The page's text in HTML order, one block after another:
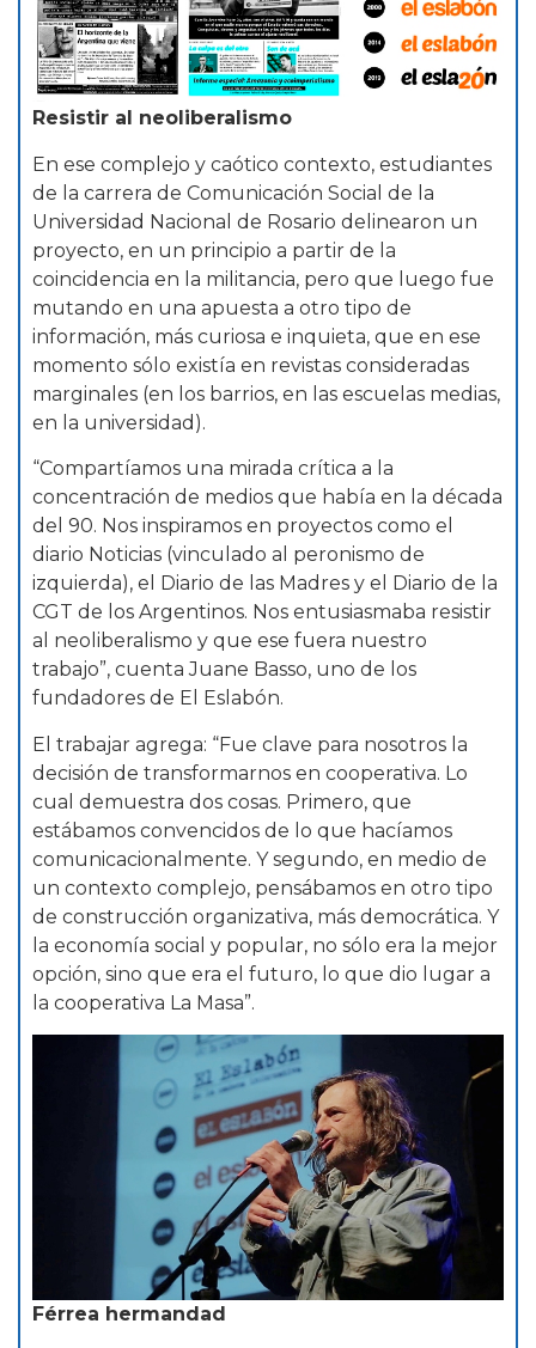
Resistir al neoliberalismo
En ese complejo y caótico contexto, estudiantes
de la carrera de Comunicación Social de la
Universidad Nacional de Rosario delinearon un
proyecto, en un principio a partir de la
coincidencia en la militancia, pero que luego fue
mutando en una apuesta a otro tipo de
información, más curiosa e inquieta, que en ese
momento sólo existía en revistas consideradas
marginales (en los barrios, en las escuelas medias,
en la universidad).
“Compartíamos una mirada crítica a la
concentración de medios que había en la década
del 90. Nos inspiramos en proyectos como el
diario Noticias (vinculado al peronismo de
izquierda), el Diario de las Madres y el Diario de la
CGT de los Argentinos. Nos entusiasmaba resistir
al neoliberalismo y que ese fuera nuestro
trabajo”, cuenta Juane Basso, uno de los
fundadores de El Eslabón.
El trabajar agrega: “Fue clave para nosotros la
decisión de transformarnos en cooperativa. Lo
cual demuestra dos cosas. Primero, que
estábamos convencidos de lo que hacíamos
comunicacionalmente. Y segundo, en medio de
un contexto complejo, pensábamos en otro tipo
de construcción organizativa, más democrática. Y
la economía social y popular, no sólo era la mejor
opción, sino que era el futuro, lo que dio lugar a
la cooperativa La Masa”.
Férrea hermandad